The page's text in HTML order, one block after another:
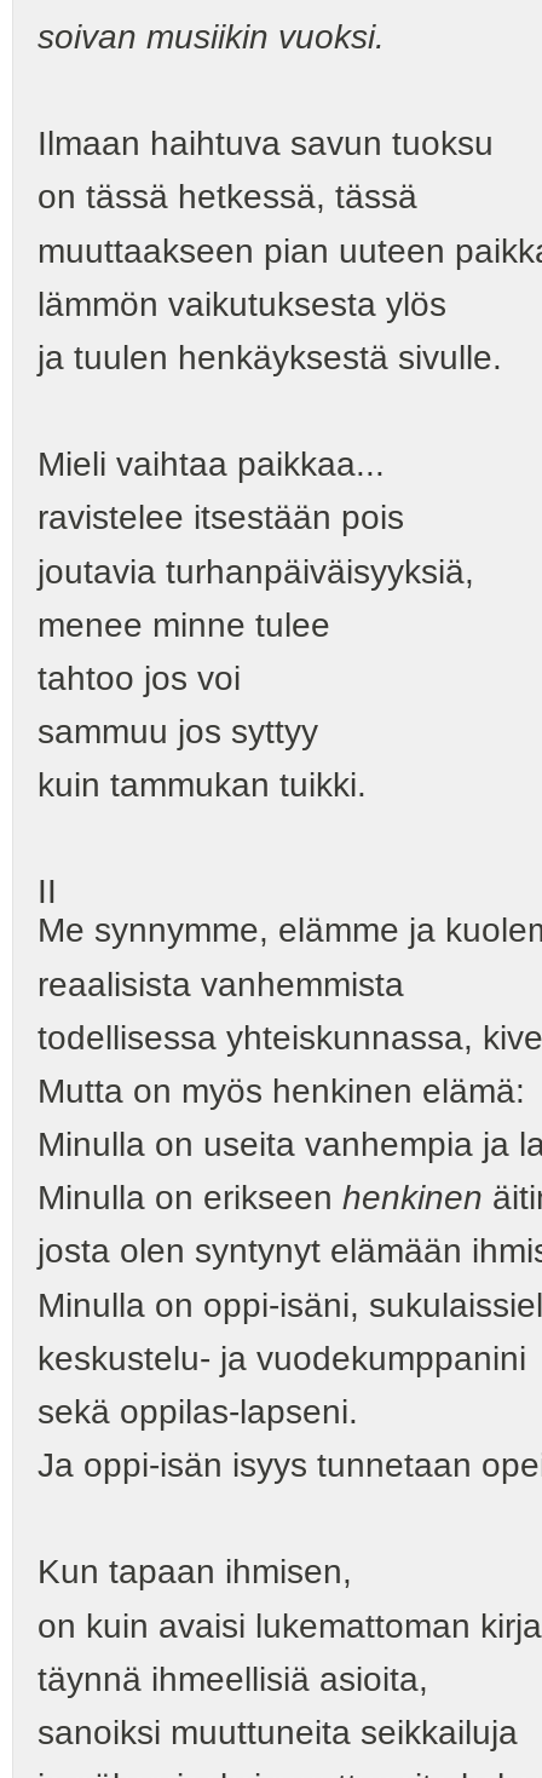
soivan musiikin vuoksi.
Ilmaan haihtuva savun tuoksu
on tässä hetkessä, tässä
muuttaakseen pian uuteen
lämmön vaikutuksesta ylös
ja tuulen henkäyksestä sivulle.
Mieli vaihtaa paikkaa...
ravistelee itsestään pois
joutavia turhanpäiväisyyksiä,
menee minne tulee
tahtoo jos voi
sammuu jos syttyy
kuin tammukan tuikki.
II
Me synnymme, elämme ja
reaalisista vanhemmista
todellisessa yhteiskunnassa,
Mutta on myös henkinen elämä:
Minulla on useita vanhempia ja
Minulla on erikseen henkinen
josta olen syntynyt elämään
Minulla on oppi-isäni,
keskustelu- ja vuodekumppanini
sekä oppilas-lapseni.
Ja oppi-isän isyys tunnetaan
Kun tapaan ihmisen,
on kuin avaisi lukemattoman
täynnä ihmeellisiä asioita,
sanoiksi muuttuneita seikkailuja